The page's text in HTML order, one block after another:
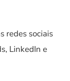
redes sociais
LinkedIn e